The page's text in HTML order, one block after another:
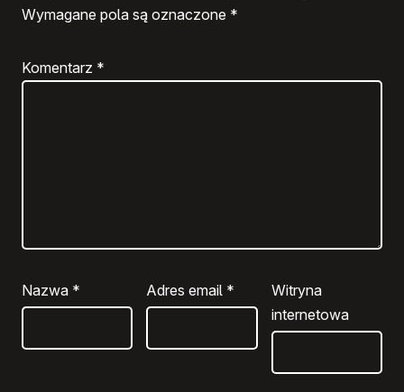
Wymagane pola są oznaczone *
Komentarz *
Nazwa * Adres email *
Witryna
internetowa